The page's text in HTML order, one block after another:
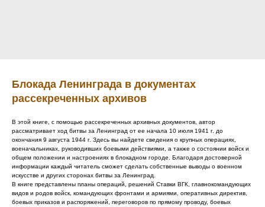
Блокада Ленинграда в документах
рассекреченных архивов
В этой книге, с помощью рассекреченных архивных документов, автор
рассматривает ход битвы за Ленинград от ее начала 10 июля 1941 г. до
окончания 9 августа 1944 г. Здесь вы найдете сведения о крупных операциях,
военачальниках, руководивших боевыми действиями, а также о состоянии войск и
общем положении и настроениях в блокадном городе. Благодаря достоверной
информации каждый читатель сможет сделать собственные выводы о военном
искусстве и других сторонах битвы за Ленинград.
В книге представлены планы операций, решений Ставки ВГК, главнокомандующих
видов и родов войск, командующих фронтами и армиями, оперативных директив,
боевых приказов и распоряжений, переговоров по прямому проводу, боевых